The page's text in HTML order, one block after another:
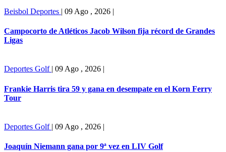
Beisbol Deportes | 09 Ago , 2026 |
Campocorto de Atléticos Jacob Wilson fija récord de Grandes
Ligas
Deportes Golf | 09 Ago , 2026 |
Frankie Harris tira 59 y gana en desempate en el Korn Ferry
Tour
Deportes Golf | 09 Ago , 2026 |
Joaquín Niemann gana por 9ª vez en LIV Golf